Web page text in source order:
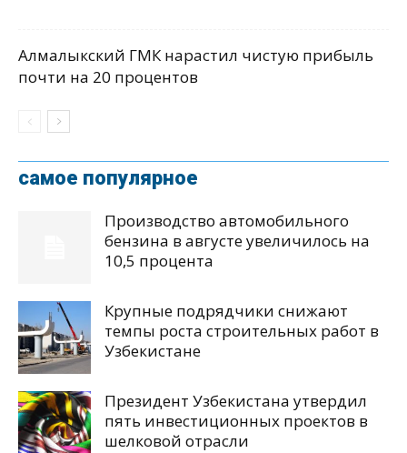
Алмалыкский ГМК нарастил чистую прибыль
почти на 20 процентов
самое популярное
Производство автомобильного
бензина в августе увеличилось на
10,5 процента
Крупные подрядчики снижают
темпы роста строительных работ в
Узбекистане
Президент Узбекистана утвердил
пять инвестиционных проектов в
шелковой отрасли